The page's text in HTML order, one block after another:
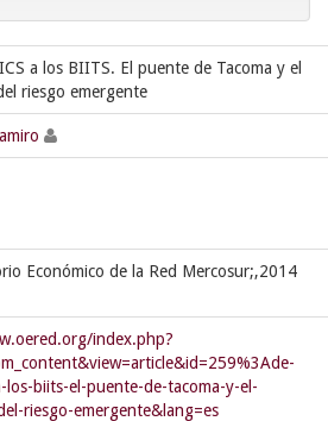
a los BIITS. El puente de Tacoma y el
riesgo emergente
Económico de la Red Mercosur;,2014
index.php?
los-biits-el-puente-de-tacoma-y-el-
riesgo-emergente&lang=es